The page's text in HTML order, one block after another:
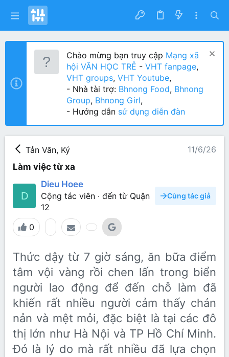
Chào mừng bạn truy cập Mạng xã
hội VĂN HỌC TRẺ - VHT fanpage,
VHT groups, VHT Youtube,
- Nhà tài trợ: Bhnong Food, Bhnong
Group, Bhnong Girl,
- Hướng dẫn sử dụng diễn đàn
Tản Văn, Ký
11/6/26
Làm việc từ xa
D
Dieu Hoee
Cộng tác viên · đến từ Quận
12
Cùng tác giả
0
Thức dậy từ 7 giờ sáng, ăn bữa điểm
tâm vội vàng rồi chen lấn trong biển
người lao động để đến chỗ làm đã
khiến rất nhiều người cảm thấy chán
nản và mệt mỏi, đặc biệt là tại các đô
thị lớn như Hà Nội và TP Hồ Chí Minh.
Đó là lý do mà rất nhiều đã lựa chọn